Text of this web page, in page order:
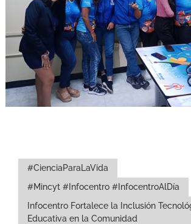
#CienciaParaLaVida
#Mincyt #Infocentro #InfocentroAlDía
Infocentro Fortalece la Inclusión
Educativa en la Comunidad